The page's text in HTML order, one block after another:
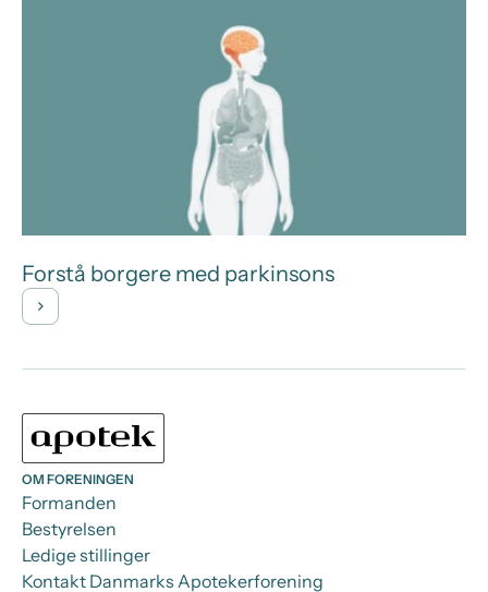
Forstå borgere med parkinsons
OM FORENINGEN
Formanden
Bestyrelsen
Ledige stillinger
Kontakt Danmarks Apotekerforening